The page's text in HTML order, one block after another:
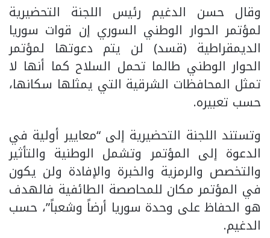
وقال حسن الدغيم رئيس اللجنة التحضيرية
لمؤتمر الحوار الوطني السوري إن قوات سوريا
الديمقراطية (قسد) لن يتم دعوتها لمؤتمر
الحوار الوطني طالما تحمل السلاح كما أنها لا
تمثل المحافظات الشرقية التي يمثلها سكانها،
حسب تعبيره.
وتستند اللجنة التحضيرية إلى “معايير أولية في
الدعوة إلى المؤتمر وتشمل الوطنية والتأثير
والتخصص والرمزية والخبرة والإفادة ولن يكون
في المؤتمر مكان للمحاصصة الطائفية فالهدف
هو الحفاظ على وحدة سوريا أرضاً وشعباً”، حسب
الدغيم.